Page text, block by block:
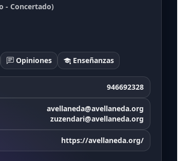
- Concertado)
Opiniones Enseñanzas
946692328
avellaneda@avellaneda.org
zuzendari@avellaneda.org
https://avellaneda.org/